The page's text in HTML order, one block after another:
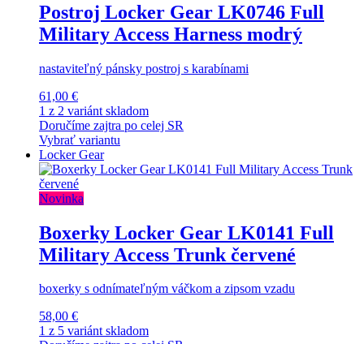
Postroj Locker Gear LK0746 Full
Military Access Harness modrý
nastaviteľný pánsky postroj s karabínami
61,00 €
1 z 2 variánt skladom
Doručíme zajtra po celej SR
Vybrať variantu
Locker Gear
Novinka
Boxerky Locker Gear LK0141 Full
Military Access Trunk červené
boxerky s odnímateľným váčkom a zipsom vzadu
58,00 €
1 z 5 variánt skladom